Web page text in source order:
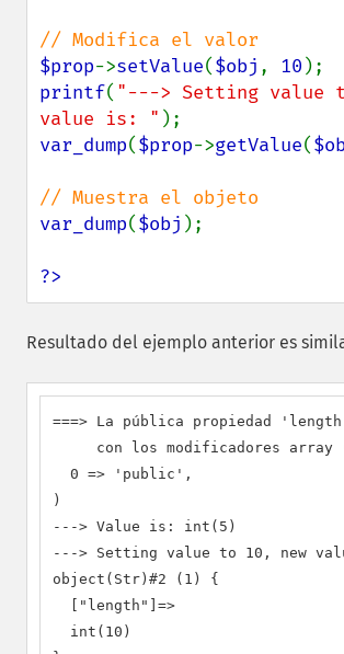
$prop->setValue($obj , 10
printf( "---> Setting value
value is: "
var_dump($prop->getValue(
var_dump($obj );
?>
Resultado del ejemplo anterior es
===> La pública propiedad
con los modificadores array
  0 => 'public',
)
---> Value is: int(5)
---> Setting value to 10, new
object(Str)#2 (1) {
  ["length"]=>
  int(10)